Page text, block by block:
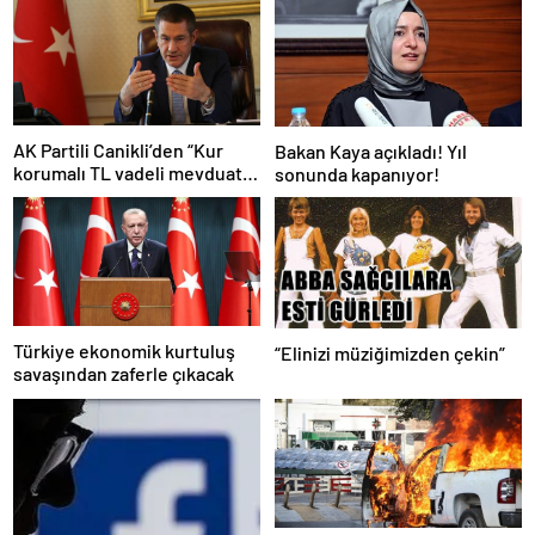
AK Partili Canikli’den “Kur
korumalı TL vadeli mevduat
sistemi” açıklaması!
Bakan Kaya açıkladı! Yıl
sonunda kapanıyor!
Türkiye ekonomik kurtuluş
savaşından zaferle çıkacak
“Elinizi müziğimizden çekin”